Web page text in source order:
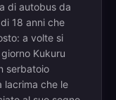
di autobus da
18 anni che
a volte si
Kukuru
serbatoio
lacrima che le